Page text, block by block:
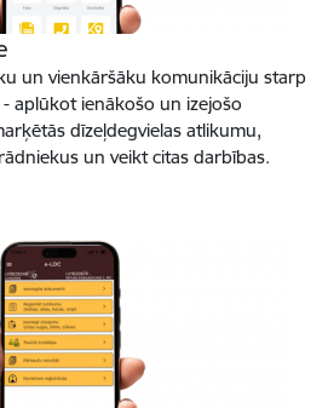
un vienkāršāku komunikāciju starp
aplūkot ienākošo un izejošo
dīzeļdegvielas atlikumu,
un veikt citas darbības.